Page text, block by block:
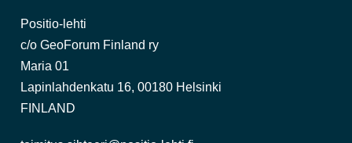
Positio-lehti
c/o GeoForum Finland ry
Maria 01
Lapinlahdenkatu 16, 00180 Helsinki
FINLAND